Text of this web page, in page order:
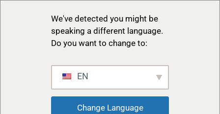
We've detected you might be
speaking a different language.
Do you want to change to:
EN
Change Language